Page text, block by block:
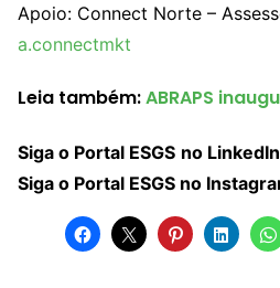
Apoio: Connect Norte –
a.connectmkt
Leia também:ABRAPS
Siga o Portal ESGS no
Siga o Portal ESGS no